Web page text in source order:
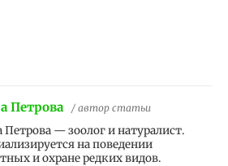
Петрова / автор статьи
Петрова — зоолог и натуралист.
на поведении
и охране редких видов.